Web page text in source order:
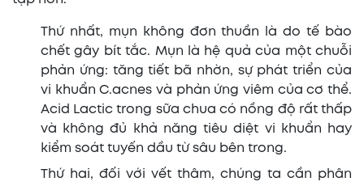
Thứ nhất, mụn không đơn thuần là do tế bào
chết gây bít tắc. Mụn là hệ quả của một chuỗi
phản ứng: tăng tiết bã nhờn, sự phát triển của
vi khuẩn C.acnes và phản ứng viêm của cơ thể.
Acid Lactic trong sữa chua có nồng độ rất thấp
và không đủ khả năng tiêu diệt vi khuẩn hay
kiểm soát tuyến dầu từ sâu bên trong.
Thứ hai, đối với vết thâm, chúng ta cần phân